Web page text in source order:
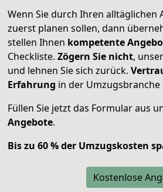
Wenn Sie durch Ihren alltäglichen
zuerst planen sollen, dann
stellen Ihnen kompetente
Checkliste. Zögern Sie nicht,
und lehnen Sie sich zurück.
Erfahrung in der Umzugsbranche
Füllen Sie jetzt das Formular aus
Angebote.
Bis zu 60 % der Umzugskosten
Kostenlose